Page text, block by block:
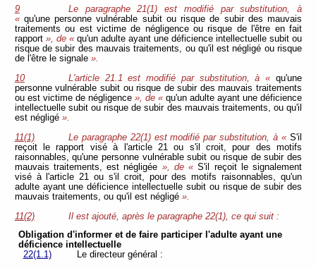
9
Le paragraphe 21(1) est modifié par substitution, à
«qu'une personne vulnérable subit ou risque de subir des mauvais
traitements ou est victime de négligence ou risque de l'être en fait
rapport », de «qu'un adulte ayant une déficience intellectuelle subit ou
risque de subir des mauvais traitements, ou qu'il est négligé ou risque
de l'être le signale ».
10
L'article 21.1 est modifié par substitution, à « qu'une
personne vulnérable subit ou risque de subir des mauvais traitements
ou est victime de négligence », de «qu'un adulte ayant une déficience
intellectuelle subit ou risque de subir des mauvais traitements, ou qu'il
est négligé ».
11(1)
Le paragraphe 22(1) est modifié par substitution, à « S'il
reçoit le rapport visé à l'article 21 ou s'il croit, pour des motifs
raisonnables, qu'une personne vulnérable subit ou risque de subir des
mauvais traitements, est négligée », de « S'il reçoit le signalement
visé à l'article 21 ou s'il croit, pour des motifs raisonnables, qu'un
adulte ayant une déficience intellectuelle subit ou risque de subir des
mauvais traitements, ou qu'il est négligé ».
11(2)
Il est ajouté, après le paragraphe 22(1), ce qui suit :
Obligation d'informer et de faire participer l'adulte ayant une
déficience intellectuelle
22(1.1)
Le directeur général :